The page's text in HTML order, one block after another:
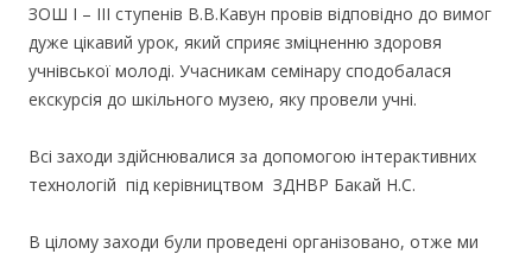
ЗОШ І – ІІІ ступенів В.В.Кавун провів відповідно до вимог
дуже цікавий урок, який сприяє зміцненню здоровя
учнівської молоді. Учасникам семінару сподобалася
екскурсія до шкільного музею, яку провели учні.
Всі заходи здійснювалися за допомогою інтерактивних
технологій під керівництвом ЗДНВР Бакай Н.С.
В цілому заходи були проведені організовано, отже ми